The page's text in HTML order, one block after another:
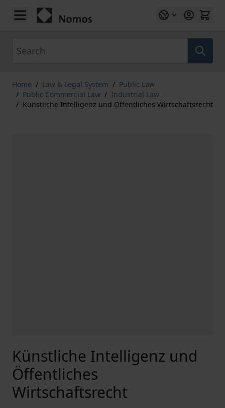
Skip to Content
Home / Law & Legal System / Public Law
/ Public Commercial Law / Industrial Law
/ Künstliche Intelligenz und Öffentliches Wirtschaftsrecht
Künstliche Intelligenz und
Öffentliches
Wirtschaftsrecht